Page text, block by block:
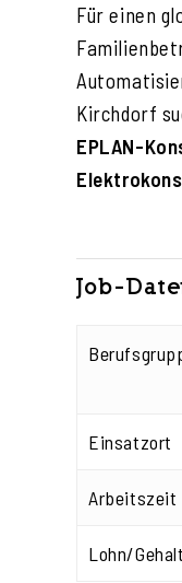
Für einen
Kirchdorf
EPLAN-
Job-
Einsatzort
Arbeitszeit
Lohn/Gehalt